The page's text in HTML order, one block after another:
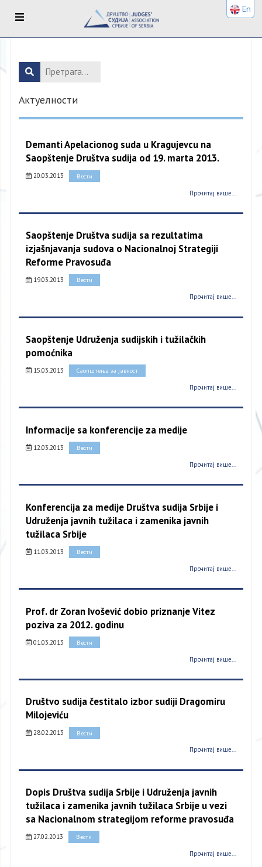
Актуелности
Demanti Apelacionog suda u Kragujevcu na
Saopštenje Društva sudija od 19. marta 2013.
20.03.2013 Вести
Прочитај више...
Saopštenje Društva sudija sa rezultatima
izjašnjavanja sudova o Nacionalnoj Strategiji
Reforme Pravosuđa
19.03.2013 Вести
Прочитај више...
Saopštenje Udruženja sudijskih i tužilačkih
pomoćnika
15.03.2013 Саопштења за јавност
Прочитај више...
Informacije sa konferencije za medije
12.03.2013 Вести
Прочитај више...
Konferencija za medije Društva sudija Srbije i
Udruženja javnih tužilaca i zamenika javnih
tužilaca Srbije
11.03.2013 Вести
Прочитај више...
Prof. dr Zoran Ivošević dobio priznanje Vitez
poziva za 2012. godinu
01.03.2013 Вести
Прочитај више...
Društvo sudija čestitalo izbor sudiji Dragomiru
Milojeviću
28.02.2013 Вести
Прочитај више...
Dopis Društva sudija Srbije i Udruženja javnih
tužilaca i zamenika javnih tužilaca Srbije u vezi
sa Nacionalnom strategijom reforme pravosuđa
27.02.2013 Вести
Прочитај више...
En